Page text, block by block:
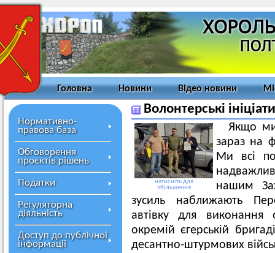
Головна Новини Відео новини
Нормативно-
правова база
Обговорення
проєктів рішень
Податки
Регуляторна
діяльність
Доступ до публічної
інформації
Волонтерські
натисніть для
збільшення
Якщо
зараз на
Ми всі
нашим
зусиль наближають
автівку для виконання
окремій єгерській
десантно-штурмових